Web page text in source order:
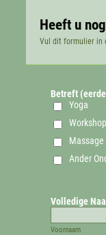
Heeft u
Vul dit formulier in
Betreft
Yoga
Workshop
Massage
Ander
Volledige
Voornaam